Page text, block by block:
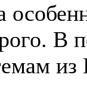
В